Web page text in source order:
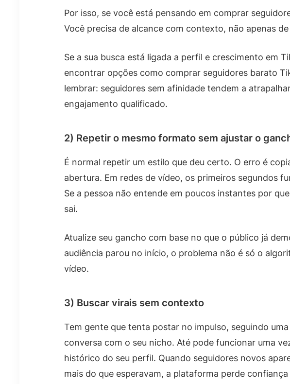
Por isso, se você está pensando em comprar
Você precisa de alcance com contexto, não apenas
Se a sua busca está ligada a perfil e crescimento em
encontrar opções como comprar seguidores barato
lembrar: seguidores sem afinidade tendem a
engajamento qualificado.
2) Repetir o mesmo formato sem ajustar o
É normal repetir um estilo que deu certo. O erro é
abertura. Em redes de vídeo, os primeiros segundos
Se a pessoa não entende em poucos instantes por
sai.
Atualize seu gancho com base no que o público já
audiência parou no início, o problema não é só o
vídeo.
3) Buscar virais sem contexto
Tem gente que tenta postar no impulso, seguindo
conversa com o seu nicho. Até pode funcionar uma
histórico do seu perfil. Quando seguidores novos
mais do que esperavam, a plataforma perde